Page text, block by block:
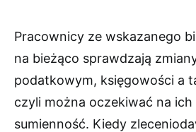
Pracownicy ze wskazanego
na bieżąco sprawdzają
podatkowym, księgowości a
czyli można oczekiwać na ich
sumienność. Kiedy